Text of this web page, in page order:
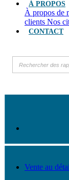
À PROPOS
À propos de
clients Nos
CONTACT
Vente au